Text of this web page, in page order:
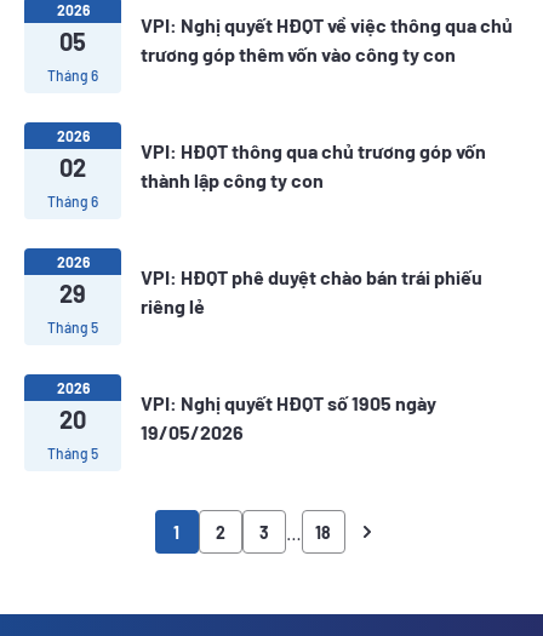
2026
05
Tháng 6
VPI: Nghị quyết HĐQT về việc thông qua chủ
trương góp thêm vốn vào công ty con
2026
02
Tháng 6
VPI: HĐQT thông qua chủ trương góp vốn
thành lập công ty con
2026
29
Tháng 5
VPI: HĐQT phê duyệt chào bán trái phiếu
riêng lẻ
2026
20
Tháng 5
VPI: Nghị quyết HĐQT số 1905 ngày
19/05/2026
1 2 3 18